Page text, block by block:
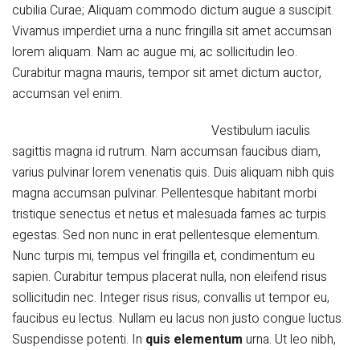
cubilia Curae; Aliquam commodo dictum augue a suscipit.
Vivamus imperdiet urna a nunc fringilla sit amet accumsan
lorem aliquam. Nam ac augue mi, ac sollicitudin leo.
Curabitur magna mauris, tempor sit amet dictum auctor,
accumsan vel enim.
Vestibulum iaculis
sagittis magna id rutrum. Nam accumsan faucibus diam,
varius pulvinar lorem venenatis quis. Duis aliquam nibh quis
magna accumsan pulvinar. Pellentesque habitant morbi
tristique senectus et netus et malesuada fames ac turpis
egestas. Sed non nunc in erat pellentesque elementum.
Nunc turpis mi, tempus vel fringilla et, condimentum eu
sapien. Curabitur tempus placerat nulla, non eleifend risus
sollicitudin nec. Integer risus risus, convallis ut tempor eu,
faucibus eu lectus. Nullam eu lacus non justo congue luctus.
Suspendisse potenti. In quis elementum urna. Ut leo nibh,